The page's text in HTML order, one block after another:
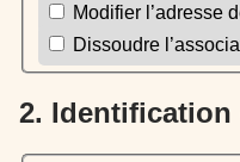
Modifier l’adresse
Dissoudre
2.